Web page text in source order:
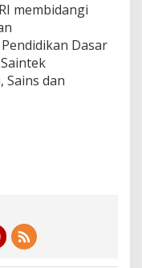
membidangi
Dasar
Sains dan